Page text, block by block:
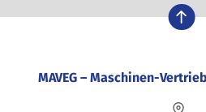
MAVEG – Maschinen-